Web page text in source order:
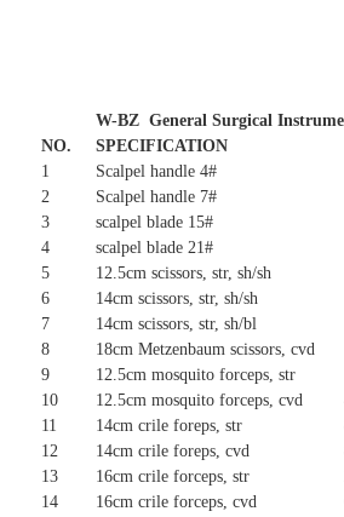
W-BZ General Surgical
NO.
SPECIFICATION
1
Scalpel handle 4#
2
Scalpel handle 7#
3
scalpel blade 15#
4
scalpel blade 21#
5
12.5cm scissors, str, sh/sh
6
14cm scissors, str, sh/sh
7
14cm scissors, str, sh/bl
8
18cm Metzenbaum scissors, cvd
9
12.5cm mosquito forceps, str
10
12.5cm mosquito forceps, cvd
11
14cm crile foreps, str
12
14cm crile foreps, cvd
13
16cm crile forceps, str
14
16cm crile forceps, cvd